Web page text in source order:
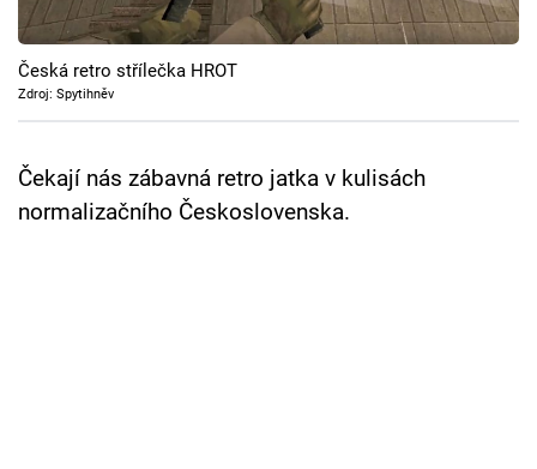
Cool Esport
Pořady
Sledujte prima+
Česká retro střílečka HROT
Zdroj: Spytihněv
Čekají nás zábavná retro jatka v kulisách
normalizačního Československa.